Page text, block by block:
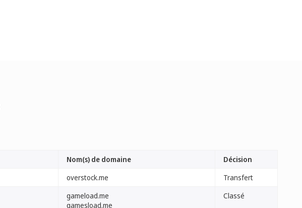
Nom(s) de domaine
Décision
overstock.me
Transfert
gameload.me
gamesload.me
Classé